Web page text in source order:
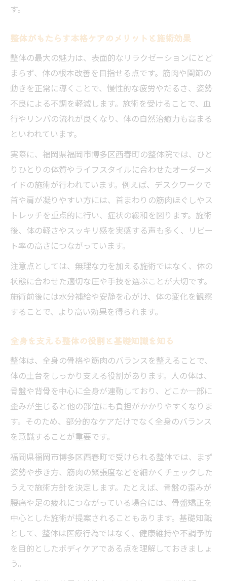
す
整体で心も体もリフレッシュするコツを解
説
心身軽やかに導く施術の魅力
整体で心身のバランスを整える施術の魅力
紹介
整体施術のリラックス効果とその理由を解
説
整体で身体も心も軽やかになるメカニズム
とは
整体の多彩な手技が心身に与える効果を体
感
整体で疲労と緊張を解きほぐす至福の時間
整体を通じたバランス改善の秘訣
整体で体のバランスを保つための習慣づく
り
整体が実現する骨格と筋肉のバランス調整
術
方法
整体で健康的な体のバランスを維持するコ
ツ
整体を通じて体の歪みを整える秘訣を学ぶ
健康な毎日へ導く整体の新常識
整体で健康な毎日を実現する習慣のすすめ
整体を継続して体質改善を目指すポイント
整体で日々の体調管理をスマートに行う方
法
整体の知識で健康維持をサポートする実践
術
す。
整体がもたらす本格ケアのメリットと施術効果
整体の最大の魅力は、表面的なリラクゼーションにとど
まらず、体の根本改善を目指せる点です。筋肉や関節の
動きを正常に導くことで、慢性的な疲労やだるさ、姿勢
不良による不調を軽減します。施術を受けることで、血
行やリンパの流れが良くなり、体の自然治癒力も高まる
といわれています。
実際に、福岡県福岡市博多区西春町の整体院では、ひと
りひとりの体質やライフスタイルに合わせたオーダーメ
イドの施術が行われています。例えば、デスクワークで
首や肩が凝りやすい方には、首まわりの筋肉ほぐしやス
トレッチを重点的に行い、症状の緩和を図ります。施術
後、体の軽さやスッキリ感を実感する声も多く、リピー
ト率の高さにつながっています。
注意点としては、無理な力を加える施術ではなく、体の
状態に合わせた適切な圧や手技を選ぶことが大切です。
施術前後には水分補給や安静を心がけ、体の変化を観察
することで、より高い効果を得られます。
全身を支える整体の役割と基礎知識を知る
整体は、全身の骨格や筋肉のバランスを整えることで、
体の土台をしっかり支える役割があります。人の体は、
骨盤や背骨を中心に全身が連動しており、どこか一部に
歪みが生じると他の部位にも負担がかかりやすくなりま
す。そのため、部分的なケアだけでなく全身のバランス
を意識することが重要です。
福岡県福岡市博多区西春町で受けられる整体では、まず
姿勢や歩き方、筋肉の緊張度などを細かくチェックした
うえで施術方針を決定します。たとえば、骨盤の歪みが
腰痛や足の疲れにつながっている場合には、骨盤矯正を
中心とした施術が提案されることもあります。基礎知識
として、整体は医療行為ではなく、健康維持や不調予防
を目的としたボディケアである点を理解しておきましょ
う。